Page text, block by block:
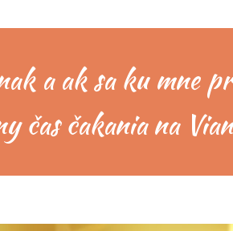
a ak sa ku mne
čas čakania na